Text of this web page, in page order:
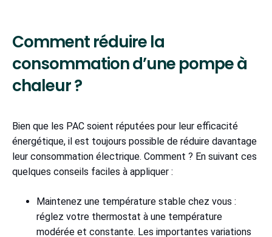
Comment réduire la
consommation d’une pompe à
chaleur ?
Bien que les PAC soient réputées pour leur efficacité
énergétique, il est toujours possible de réduire davantage
leur consommation électrique. Comment ? En suivant ces
quelques conseils faciles à appliquer :
Maintenez une température stable chez vous :
réglez votre thermostat à une température
modérée et constante. Les importantes variations